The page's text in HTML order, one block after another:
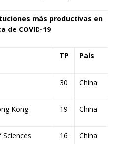
más productivas en
de COVID-19
TP País
30 China
Kong 19 China
Sciences 16 China